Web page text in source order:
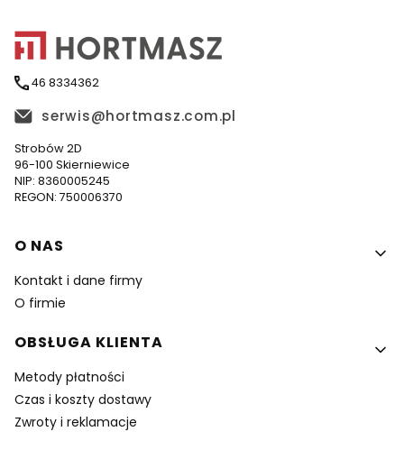
46 8334362
serwis@hortmasz.com.pl
Strobów 2D
96-100 Skierniewice
NIP: 8360005245
REGON: 750006370
Linki w stopce
O NAS
Kontakt i dane firmy
O firmie
OBSŁUGA KLIENTA
Metody płatności
Czas i koszty dostawy
Zwroty i reklamacje